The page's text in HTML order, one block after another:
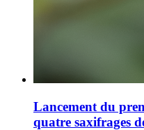
Lancement du
quatre saxifrages